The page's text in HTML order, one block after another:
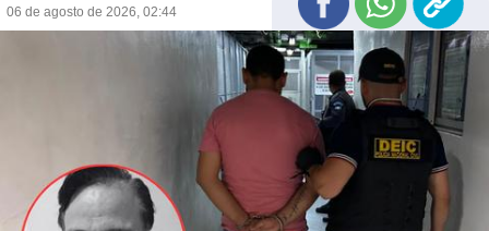
06 de agosto de 2026, 02:44